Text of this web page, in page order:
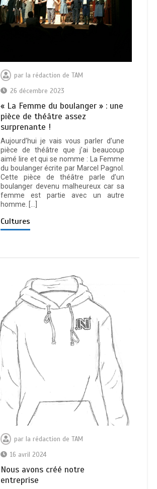
par la rédaction de TAM
26 décembre 2023
« La Femme du boulanger » : une
pièce de théâtre assez
surprenante !
Aujourd’hui je vais vous parler d’une
pièce de théâtre que j’ai beaucoup
aimé lire et qui se nomme : La Femme
du boulanger écrite par Marcel Pagnol.
Cette pièce de théâtre parle d’un
boulanger devenu malheureux car sa
femme est partie avec un autre
homme. […]
Cultures
par la rédaction de TAM
16 avril 2024
Nous avons créé notre
entreprise